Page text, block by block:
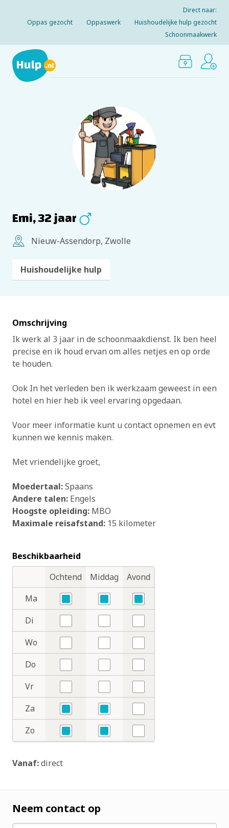
Direct naar:
Oppas gezocht
Oppaswerk
Huishoudelijke hulp gezocht
Schoonmaakwerk
Emi, 32 jaar
Nieuw-Assendorp, Zwolle
Huishoudelijke hulp
Omschrijving
Ik werk al 3 jaar in de schoonmaakdienst. Ik ben heel
precise en ik houd ervan om alles netjes en op orde
te houden.
Ook In het verleden ben ik werkzaam geweest in een
hotel en hier heb ik veel ervaring opgedaan.
Voor meer informatie kunt u contact opnemen en evt
kunnen we kennis maken.
Met vriendelijke groet,
Moedertaal:Spaans
Andere talen: Engels
Hoogste opleiding: MBO
Maximale reisafstand: 15 kilometer
Beschikbaarheid
Dagdelen
DagenOchtend Middag
Avond
Ma
Ja
Ja
Ja
Di
Nee
Nee
Nee
Wo
Nee
Nee
Nee
Do
Nee
Nee
Nee
Vr
Nee
Nee
Nee
Za
Ja
Ja
Nee
Zo
Ja
Ja
Nee
Vanaf:direct
Neem contact op